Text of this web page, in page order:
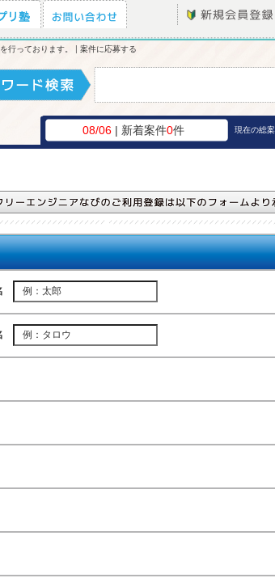
行っております。 | 案件に応募する
08/06 | 新着案件0件 現在の総